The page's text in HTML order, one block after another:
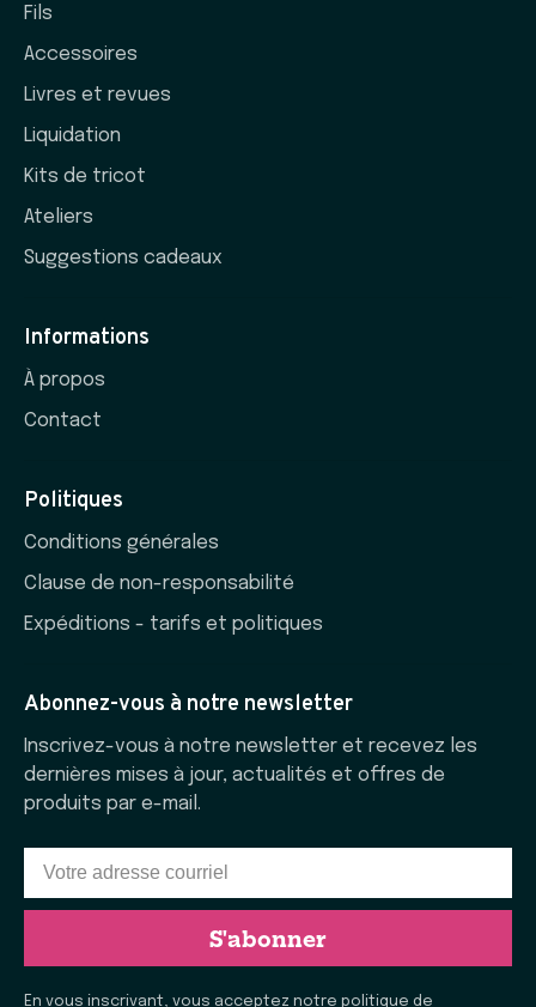
Fils
Accessoires
Livres et revues
Liquidation
Kits de tricot
Ateliers
Suggestions cadeaux
Informations
À propos
Contact
Politiques
Conditions générales
Clause de non-responsabilité
Expéditions - tarifs et politiques
Abonnez-vous à notre newsletter
Inscrivez-vous à notre newsletter et recevez les
dernières mises à jour, actualités et offres de
produits par e-mail.
S'abonner
En vous inscrivant, vous acceptez notre politique de